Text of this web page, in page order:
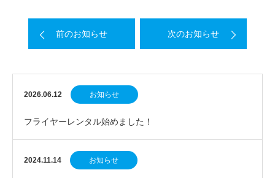
前のお知らせ 次のお知らせ
2026.06.12 お知らせ
フライヤーレンタル始めました！
2024.11.14 お知らせ